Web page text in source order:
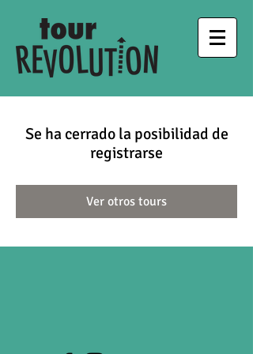
Se ha cerrado la posibilidad de
registrarse
Ver otros tours